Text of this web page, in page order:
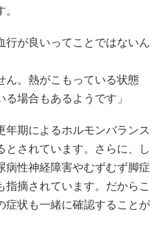
行が良いってことではないん
ん。熱がこもっている状態
場合もあるようです」
年期によるホルモンバランス
とされています。さらに、し
病性神経障害やむずむず脚症
摘されています。だからこ
症状も一緒に確認することが